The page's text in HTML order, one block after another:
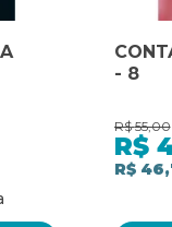
- 8
R$ 55,00
R$
R$